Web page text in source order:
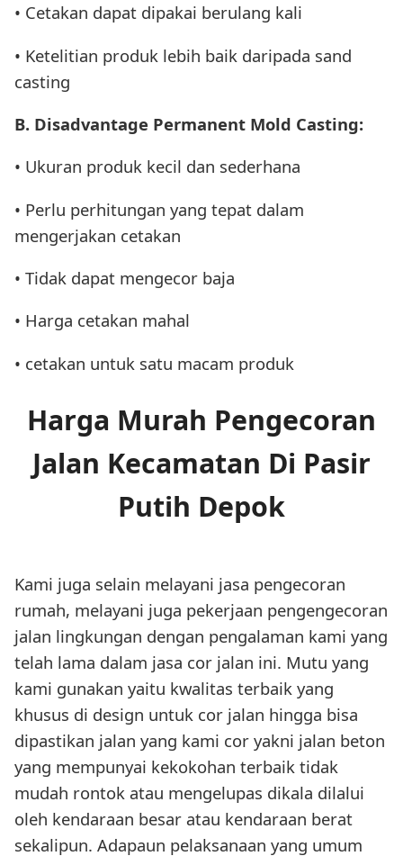
• Cetakan dapat dipakai berulang kali
• Ketelitian produk lebih baik daripada sand
casting
B. Disadvantage Permanent Mold Casting:
• Ukuran produk kecil dan sederhana
• Perlu perhitungan yang tepat dalam
mengerjakan cetakan
• Tidak dapat mengecor baja
• Harga cetakan mahal
• cetakan untuk satu macam produk
Harga Murah Pengecoran
Jalan Kecamatan Di Pasir
Putih Depok
Kami juga selain melayani jasa pengecoran
rumah, melayani juga pekerjaan pengengecoran
jalan lingkungan dengan pengalaman kami yang
telah lama dalam jasa cor jalan ini. Mutu yang
kami gunakan yaitu kwalitas terbaik yang
khusus di design untuk cor jalan hingga bisa
dipastikan jalan yang kami cor yakni jalan beton
yang mempunyai kekokohan terbaik tidak
mudah rontok atau mengelupas dikala dilalui
oleh kendaraan besar atau kendaraan berat
sekalipun. Adapaun pelaksanaan yang umum